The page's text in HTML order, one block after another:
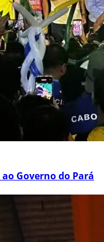
Governo do Pará